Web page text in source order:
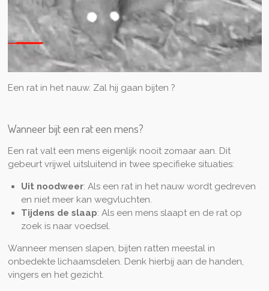
Een rat in het nauw. Zal hij gaan bijten ?
Wanneer bijt een rat een mens?
Een rat valt een mens eigenlijk nooit zomaar aan. Dit
gebeurt vrijwel uitsluitend in twee specifieke situaties:
Uit noodweer: Als een rat in het nauw wordt gedreven
en niet meer kan wegvluchten.
Tijdens de slaap: Als een mens slaapt en de rat op
zoek is naar voedsel.
Wanneer mensen slapen, bijten ratten meestal in
onbedekte lichaamsdelen. Denk hierbij aan de handen,
vingers en het gezicht.